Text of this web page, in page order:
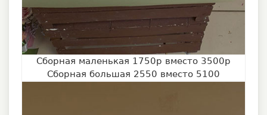
Сборная маленькая 1750р вместо 3500р
Сборная большая 2550 вместо 5100